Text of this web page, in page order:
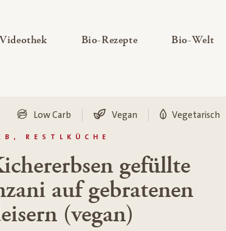
Videothek— Untermenü ausklappen
Bio-Rezepte— Untermenü
Bio-Welt
RESTLKÜCHE
Low Carb Vegan Vegetarisch
gefüllte
auf gebratenen
(vegan)